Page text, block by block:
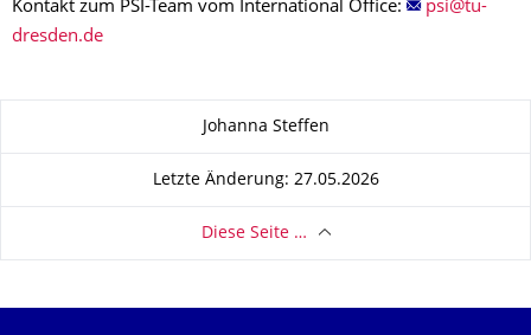
Kontakt zum PSI-Team vom International Office:
Johanna Steffen
Letzte Änderung: 27.05.2026
Diese Seite …